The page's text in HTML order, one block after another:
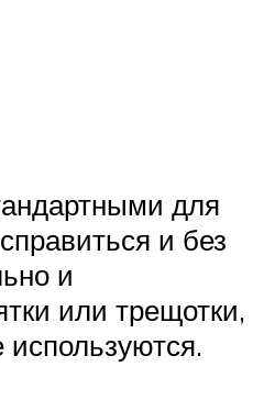
для
и без
и
или трещотки,